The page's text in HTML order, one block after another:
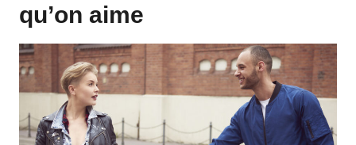
qu’on aime